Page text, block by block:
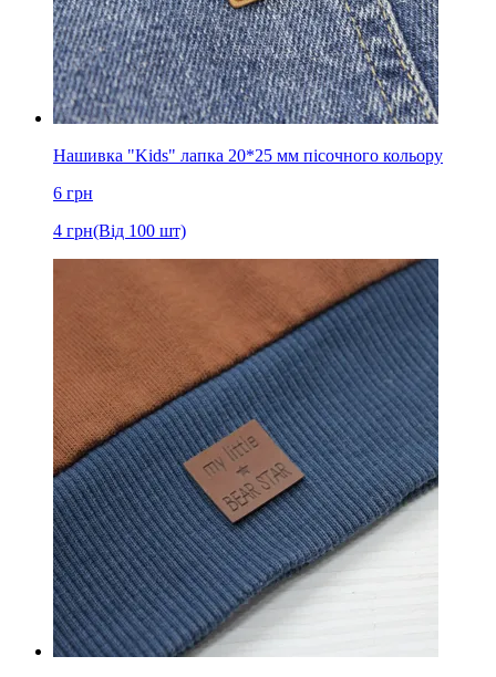
Нашивка "Kids" лапка 20*25 мм пісочного кольору
6 грн
4 грн(Від 100 шт)